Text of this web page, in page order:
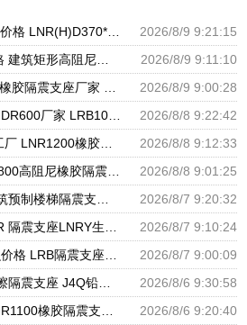
铅芯橡胶隔震支座LRB500价格 LNR(H)D370*127隔震支座 Y4Q铅芯橡胶隔震支座
2026/8/9 9:21:15
房屋橡胶隔震支座什么价格 建筑矩形高阻尼隔震支座源头工厂 橡胶隔震支座LRB1300源头工厂
2026/8/9 9:11:10
球型减隔震支座 LNR1400橡胶隔震支座厂家 建筑小型隔震支座生产厂家
2026/8/9 9:00:28
建筑高阻尼橡胶隔震支座HDR600厂家 LRB1000铅芯支座源头工厂 高阻尼隔震支座HDR源头工厂
2026/8/8 9:22:42
减隔振橡胶隔震支座源头工厂 LNR1200橡胶隔震支座生产厂家 建筑抗震支座工厂厂家
2026/8/8 9:12:33
高层隔震支座多少钱 HDR800高阻尼橡胶隔震支座多少钱 LRB隔震支座900(II型)
2026/8/8 9:01:25
隔振橡胶支座厂家电话 建筑预制楼梯隔震支座源头工厂 LNR800天然隔震支座多少钱
2026/8/7 9:20:32
建筑天然橡胶隔震支座LNR 隔震支座LNRY生产厂家 高阻尼HDR橡胶隔震支座厂家
2026/8/7 9:10:24
LNR700天然隔震支座什么价格 LRB隔震支座800(II型)源头工厂 建筑减震支座生产厂家
2026/8/7 9:00:09
叠层橡胶支座厂家电话 摩擦隔震支座 J4Q铅芯橡胶隔震支座厂家
2026/8/6 9:30:58
隔震支座HDR源头工厂 LNR1100橡胶隔震支座生产加工 橡胶隔震支座哪里便宜
2026/8/6 9:20:40